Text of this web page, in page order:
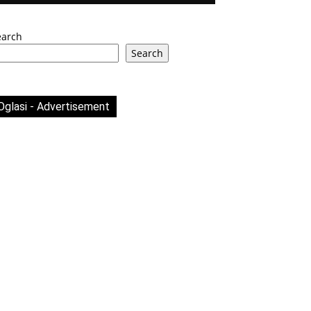
Search
- Advertisement